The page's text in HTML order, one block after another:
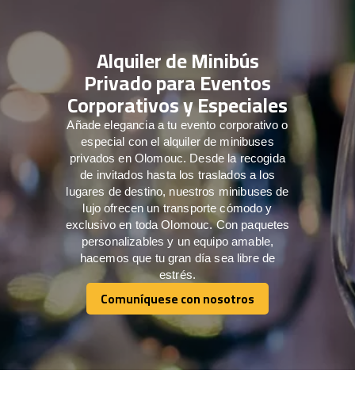
Alquiler de Minibús
Privado para Eventos
Corporativos y Especiales
Añade elegancia a tu evento corporativo o
especial con el alquiler de minibuses
privados en Olomouc. Desde la recogida
de invitados hasta los traslados a los
lugares de destino, nuestros minibuses de
lujo ofrecen un transporte cómodo y
exclusivo en toda Olomouc. Con paquetes
personalizables y un equipo amable,
hacemos que tu gran día sea libre de
estrés.
Comuníquese con nosotros
Comuníquese con nosotros